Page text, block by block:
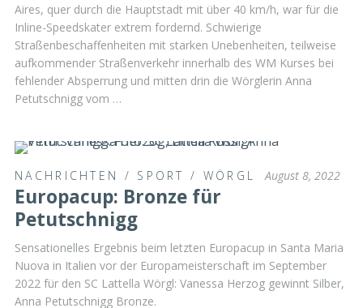
Aires, quer durch die Hauptstadt mit über 40 km/h, war für die
Inline-Speedskater extrem fordernd. Schwierige
Straßenbeschaffenheiten mit starken Unebenheiten, teilweise
aufkommender Straßenverkehr innerhalb des WM Kurses bei
fehlender Absperrung und mitten drin die Wörglerin Anna
Petutschnigg vom …
NACHRICHTEN / SPORT / WÖRGL August 8, 2022
Europacup: Bronze für
Petutschnigg
Sensationelles Ergebnis beim letzten Europacup in Santa Maria
Nuova in Italien vor der Europameisterschaft im September
2022 für den SC Lattella Wörgl: Vanessa Herzog gewinnt Silber,
Anna Petutschnigg Bronze.